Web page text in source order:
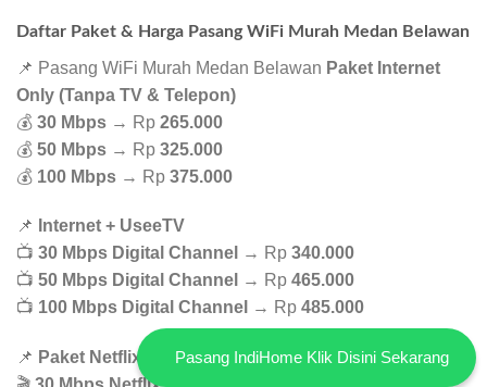
Daftar Paket & Harga Pasang WiFi Murah Medan Belawan
📌 Pasang WiFi Murah Medan Belawan Paket Internet
Only (Tanpa TV & Telepon)
💰 30 Mbps → Rp 265.000
💰 50 Mbps → Rp 325.000
💰 100 Mbps → Rp 375.000
📌
Internet + UseeTV
📺 30 Mbps Digital Channel → Rp 340.000
📺 50 Mbps Digital Channel → Rp 465.000
📺 100 Mbps Digital Channel → Rp 485.000
📌 Paket Netflix & Disney+ HotstarPasang IndiHome Klik Disini Sekarang